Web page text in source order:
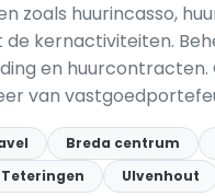
zoals huurincasso,
kernactiviteiten.
en
van
Breda centrum
Teteringen Ulvenhout